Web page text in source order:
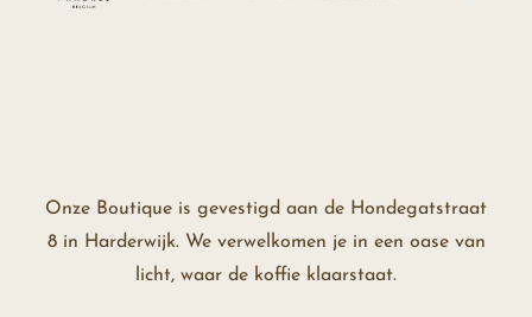
Onze Boutique is gevestigd aan de Hondegatstraat
8 in Harderwijk. We verwelkomen je in een oase van
licht, waar de koffie klaarstaat.